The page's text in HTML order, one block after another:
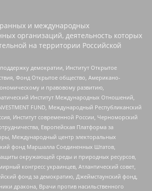
и международных
организаций, деятельность которых
на территории Российской
демократии, Институт Открытое
Фонд Открытое общество, Американо-
и правовому развитию,
Институт Международных Отношений,
FUND, Международный Республиканский
Институт современной России, Черноморский
Европейская Платформа за
Международный центр электоральных
фонд Маршалла Соединенных Штатов,
окружающей среды и природных ресурсов,
конгресс украинцев, Атлантический совет,
фонд за демократию, Джеймстаунский фонд,
дракона, Врачи против насильственного